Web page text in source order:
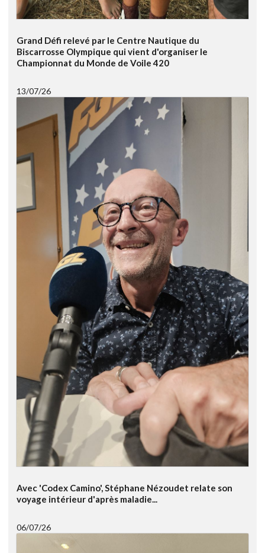
Grand Défi relevé par le Centre Nautique du
Biscarrosse Olympique qui vient d'organiser le
Championnat du Monde de Voile 420
13/07/26
Avec 'Codex Camino', Stéphane Nézoudet relate son
voyage intérieur d'après maladie...
06/07/26